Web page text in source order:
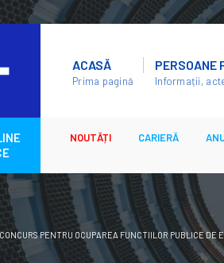
ACASĂ
Prima pagină
PERSOANE
Informații,
NOUTĂȚI CARIERĂ
CONCURS PENTRU OCUPAREA FUNCTIILOR PUBLICE